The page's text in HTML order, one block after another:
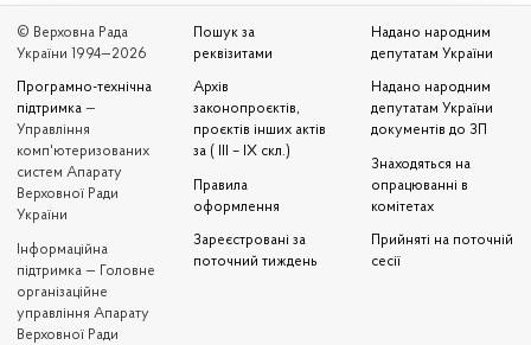
© Верховна Рада
України 1994—2026
Програмно-технічна
підтримка —
Управління
комп'ютеризованих
систем Апарату
Верховної Ради
України
Iнформаційна
підтримка — Головне
організаційне
управління Апарату
Верховної Ради
Пошук за
реквізитами
Архів
законопроєктів,
проєктів інших актів
за ( III – IX скл.)
Правила
оформлення
Зареєстровані за
поточний тиждень
Надано народним
депутатам України
Надано народним
депутатам України
документів до ЗП
Знаходяться на
опрацюванні в
комітетах
Прийняті на поточній
сесії